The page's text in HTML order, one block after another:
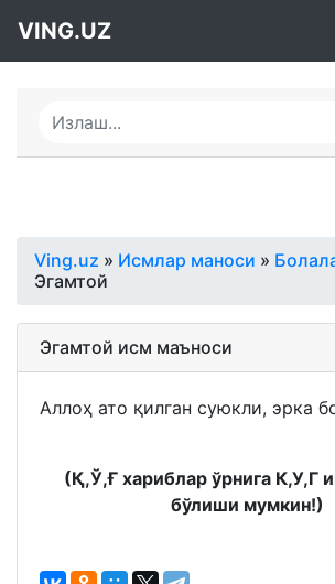
VING.UZ
Ving.uz » Исмлар маноси »
Эгамтой
Эгамтой исм маъноси
Аллоҳ ато қилган суюкли, эрка
(Қ,Ў,Ғ хариблар ўрнига К,У,Г
бўлиши мумкин!)